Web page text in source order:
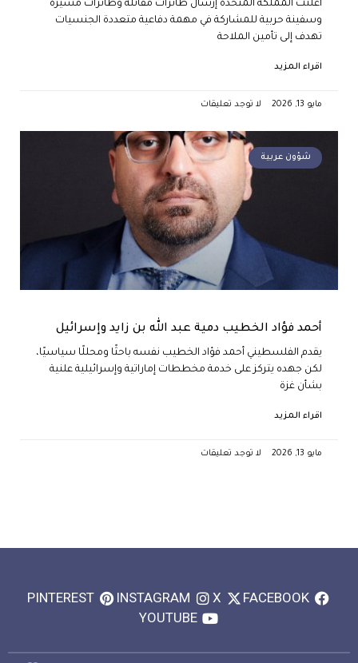
أعلنت المملكة المتحدة إرسال طائرات مقاتلة وطائرات مسيرة
وسفينة حربية للمشاركة في مهمة دفاعية متعددة الجنسيات
تهدف إلى تأمين الملاحة
اقراء المزيد
مايو 13, 2026 لا توجد تعليقات
شؤون عربية
أحمد فؤاد الخطيب دمية عبد الله بن زايد وإسرائيل
يقدم الفلسطيني أحمد فؤاد الخطيب نفسه باحثًا ومحللًا سياسيًا،
لكن جهده يتركز على خدمة مخططات إماراتية وإسرائيلية علنية
بشأن غزة
اقراء المزيد
مايو 13, 2026 لا توجد تعليقات
FACEBOOK
X
INSTAGRAM
PINTEREST
YOUTUBE